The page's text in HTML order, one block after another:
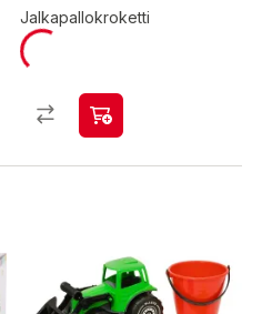
Jalkapallokroketti